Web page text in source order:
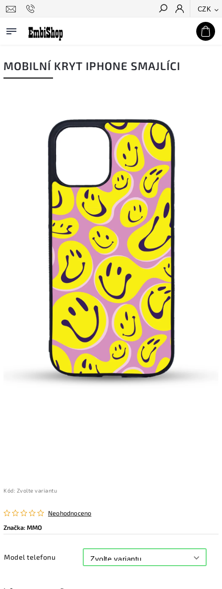
CZK
Hledat
MOBILNÍ KRYT IPHONE SMAJLÍCI
Kód: Zvolte variantu
Neohodnoceno
Značka:MMO
Model telefonu